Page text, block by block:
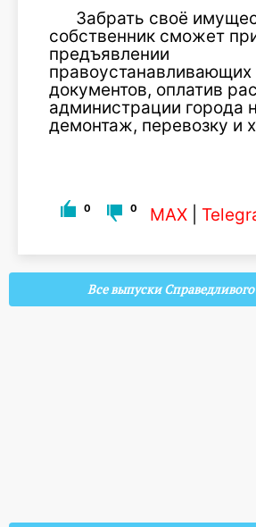
Забрать своё
собственник сможет
предъявлении
правоустанавливающих
документов, оплатив
администрации города
демонтаж, перевозку и
0 0 MAX
Все выпуски